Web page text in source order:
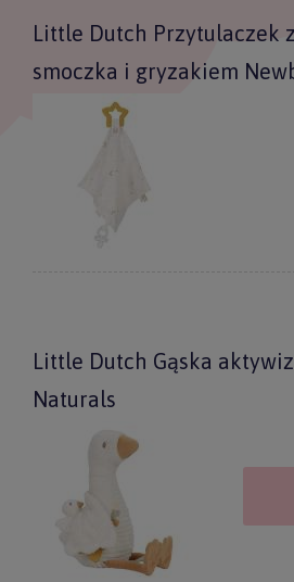
Little Dutch Przytulaczek
smoczka i gryzakiem
Little Dutch Gąska
Naturals